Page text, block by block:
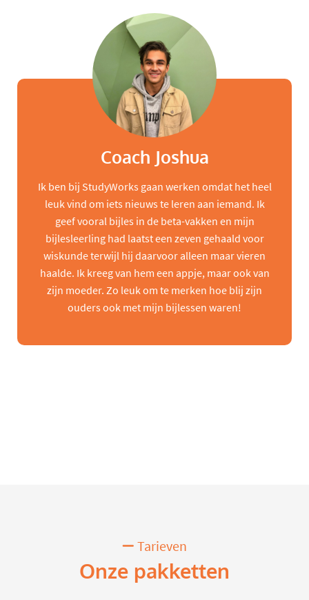
Coach Joshua
Ik ben bij StudyWorks gaan werken omdat het heel
leuk vind om iets nieuws te leren aan iemand. Ik
geef vooral bijles in de beta-vakken en mijn
bijlesleerling had laatst een zeven gehaald voor
wiskunde terwijl hij daarvoor alleen maar vieren
haalde. Ik kreeg van hem een appje, maar ook van
zijn moeder. Zo leuk om te merken hoe blij zijn
ouders ook met mijn bijlessen waren!
Tarieven
Onze pakketten